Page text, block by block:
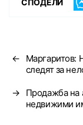
←
Маргаритов:
следят за
→
Продажба на
недвижими